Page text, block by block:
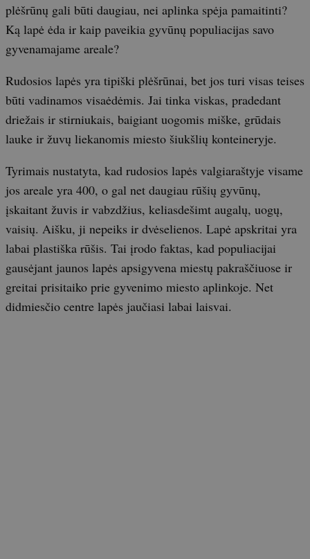
plėšrūnų gali būti daugiau, nei aplinka spėja pamaitinti?
Ką lapė ėda ir kaip paveikia gyvūnų populiacijas savo
gyvenamajame areale?
Rudosios lapės yra tipiški plėšrūnai, bet jos turi visas teises
būti vadinamos visaėdėmis. Jai tinka viskas, pradedant
driežais ir stirniukais, baigiant uogomis miške, grūdais
lauke ir žuvų liekanomis miesto šiukšlių konteineryje.
Tyrimais nustatyta, kad rudosios lapės valgiaraštyje visame
jos areale yra 400, o gal net daugiau rūšių gyvūnų,
įskaitant žuvis ir vabzdžius, keliasdešimt augalų, uogų,
vaisių. Aišku, ji nepeiks ir dvėselienos. Lapė apskritai yra
labai plastiška rūšis. Tai įrodo faktas, kad populiacijai
gausėjant jaunos lapės apsigyvena miestų pakraščiuose ir
greitai prisitaiko prie gyvenimo miesto aplinkoje. Net
didmiesčio centre lapės jaučiasi labai laisvai.